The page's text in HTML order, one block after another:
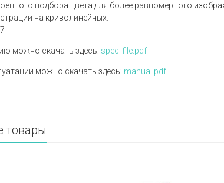
подбора цвета для более равномерного
на криволинейных.
можно скачать здесь: spec_file.pdf
можно скачать здесь: manual.pdf
товары